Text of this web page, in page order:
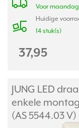
Voor
Huidige
14 stuk(s)
37,95
JUNG LED
enkele
(AS 5544.03 V)